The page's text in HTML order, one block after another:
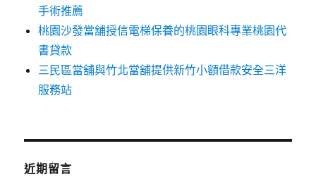
手術推薦
桃園沙發當舖授信電梯保養的桃園眼科專業桃園代
書貸款
三民區當舖與竹北當舖提供新竹小額借款安全三洋
服務站
近期留言